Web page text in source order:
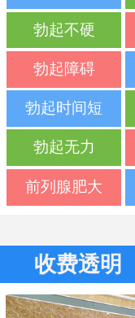
勃起不硬
勃起障碍
勃起时间短
勃起无力
前列腺肥大
收费透明